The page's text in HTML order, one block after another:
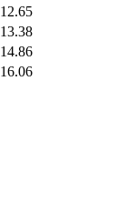
12.65
13.38
14.86
16.06